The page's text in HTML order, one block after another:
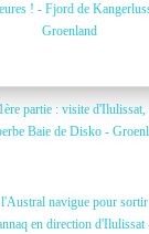
! - Fjord de
Groenland
partie : visite
Baie de Disko -
navigue pour
en direction d'Ilulissat